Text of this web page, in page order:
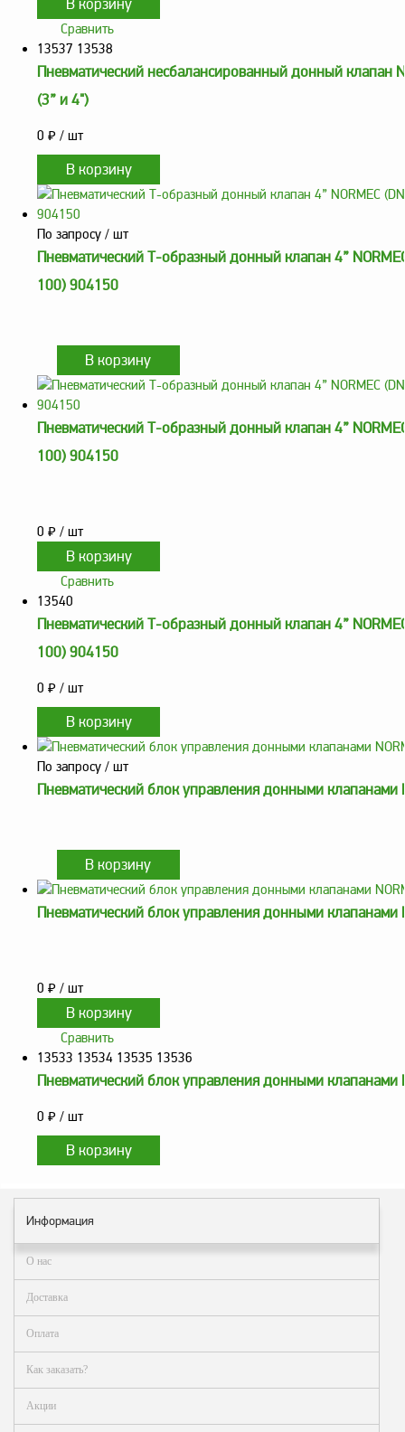
компании
Услуги
Новости
Контакты
Распродажа
Как
сделать
заказ?
Оплата
Доставка
возврат
Вакансии
Сравнить
13537 13538
Пневматический несбалансированный донный клапан
(3” и 4")
0 ₽ / шт
По запросу / шт
Пневматический Т-образный донный клапан 4”
100) 904150
Пневматический Т-образный донный клапан 4”
100) 904150
0 ₽ / шт
Сравнить
13540
Пневматический Т-образный донный клапан 4”
100) 904150
0 ₽ / шт
По запросу / шт
Пневматический блок управления донными клапанами
Пневматический блок управления донными клапанами
0 ₽ / шт
Сравнить
13533 13534 13535 13536
Пневматический блок управления донными клапанами
0 ₽ / шт
Информация
О нас
Доставка
Оплата
Как заказать?
Акции